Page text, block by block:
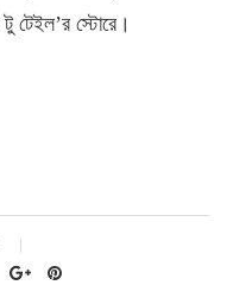
টেইল’র স্টোরে।